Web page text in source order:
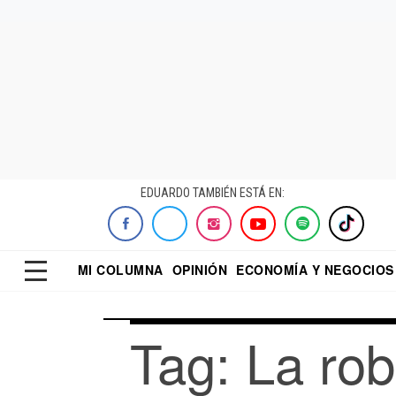
EDUARDO TAMBIÉN ESTÁ EN:
MI COLUMNA OPINIÓN ECONOMÍA Y NEGOCIOS
Tag: La